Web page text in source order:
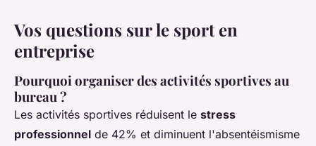
Vos questions sur le sport en
entreprise
Pourquoi organiser des activités sportives au
bureau ?
Les activités sportives réduisent le stress
professionnel de 42% et diminuent l'absentéismisme